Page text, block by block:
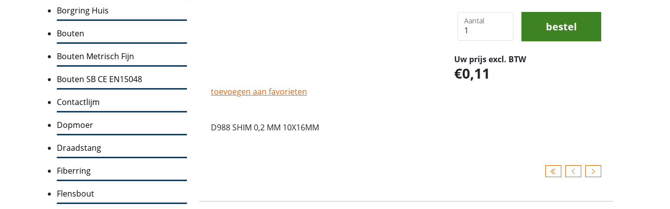
Borgring Huis
Bouten
Bouten Metrisch Fijn
Bouten SB CE EN15048
Contactlijm
Dopmoer
Draadstang
Fiberring
Flensbout
Aantal bestel
Uw prijs excl. BTW
0,11
toevoegen aan favorieten
D988 SHIM 0,2 MM 10X16MM